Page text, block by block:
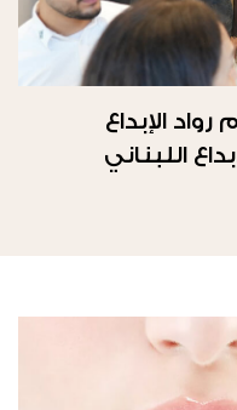
رواد الإبداع
اللبناني